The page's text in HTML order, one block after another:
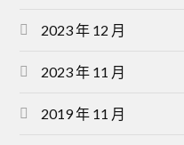
2023 年 12 月
2023 年 11 月
2019 年 11 月